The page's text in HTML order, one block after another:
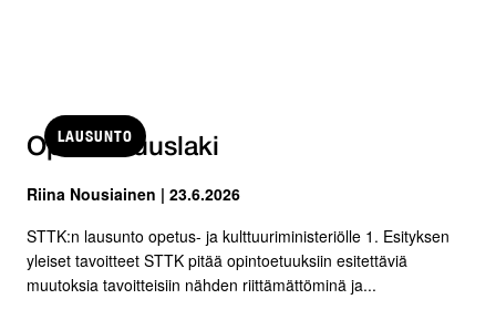
LAUSUNTO
Opintoetuuslaki
Riina Nousiainen | 23.6.2026
STTK:n lausunto opetus- ja kulttuuriministeriölle 1. Esityksen
yleiset tavoitteet STTK pitää opintoetuuksiin esitettäviä
muutoksia tavoitteisiin nähden riittämättöminä ja...